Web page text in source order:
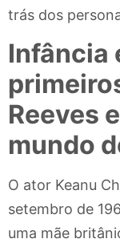
trás dos
Infância
Reeves
mundo
O ator Keanu
setembro de
uma mãe